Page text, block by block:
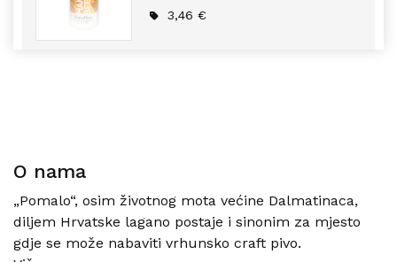
5
3,46€
O nama
„Pomalo“, osim životnog mota većine Dalmatinaca,
diljem Hrvatske lagano postaje i sinonim za mjesto
gdje se može nabaviti vrhunsko craft pivo.